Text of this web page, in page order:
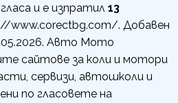
гласа и е изпратил 13
www.corectbg.com/. Добавен
Авто Мото
сайтове за коли и мотори
сервизи, автошколи и
по гласовете на